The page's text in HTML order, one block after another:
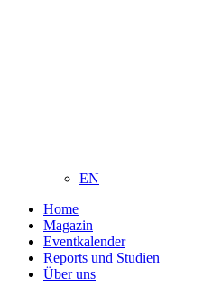
EN
Home
Magazin
Eventkalender
Reports und Studien
Über uns